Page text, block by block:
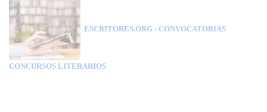
ESCRITORES.ORG - CONVOCATORIAS
CONCURSOS LITERARIOS